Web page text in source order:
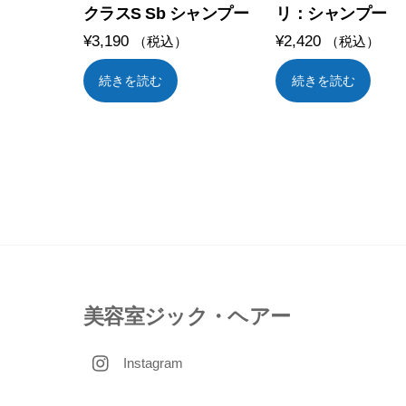
クラスS Sb シャンプー
¥3,190 （税込）
続きを読む
リ：シャンプー
¥2,420 （税込）
続きを読む
美容室ジック・ヘアー
Instagram